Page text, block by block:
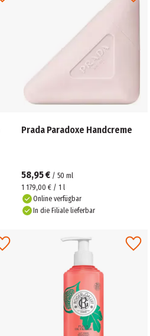
Prada Paradoxe Handcreme
58,95 € / 50 ml
1 179,00 € / 1 l
Online verfügbar
In die Filiale lieferbar